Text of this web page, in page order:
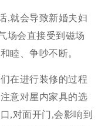
,就会导致新婚夫妇
场会直接受到磁场
睦、争吵不断。
在进行装修的过程
意对屋内家具的选
,对面开门,会影响到